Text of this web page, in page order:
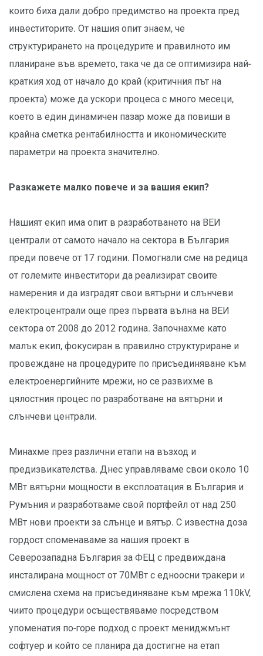
които биха дали добро предимство на проекта пред
инвеститорите. От нашия опит знаем, че
структурирането на процедурите и правилното им
планиране във времето, така че да се оптимизира най-
краткия ход от начало до край (критичния път на
проекта) може да ускори процеса с много месеци,
което в един динамичен пазар може да повиши в
крайна сметка рентабилността и икономическите
параметри на проекта значително.
Разкажете малко повече и за вашия екип?
Нашият екип има опит в разработването на ВЕИ
централи от самото начало на сектора в България
преди повече от 17 години. Помогнали сме на редица
от големите инвеститори да реализират своите
намерения и да изградят свои вятърни и слънчеви
електроцентрали още през първата вълна на ВЕИ
сектора от 2008 до 2012 година. Започнахме като
малък екип, фокусиран в правилно структуриране и
провеждане на процедурите по присъединяване към
електроенергийните мрежи, но се развихме в
цялостния процес по разработване на вятърни и
слънчеви централи.
Минахме през различни етапи на възход и
предизвикателства. Днес управляваме свои около 10
МВт вятърни мощности в експлоатация в България и
Румъния и разработваме свой портфейл от над 250
МВт нови проекти за слънце и вятър. С известна доза
гордост споменаваме за нашия проект в
Северозападна България за ФЕЦ с предвиждана
инсталирана мощност от 70МВт с едноосни тракери и
смислена схема на присъединяване към мрежа 110kV,
чиито процедури осъществяваме посредством
упоменатия по-горе подход с проект мениджмънт
софтуер и който се планира да достигне на етап